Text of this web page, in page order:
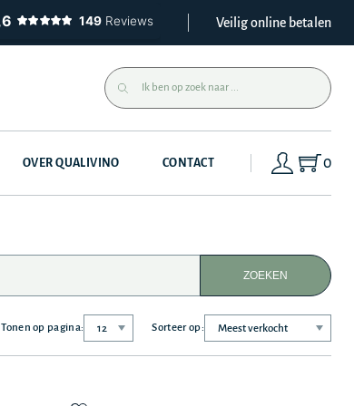
Veilig online betalen
OVER QUALIVINO CONTACT 0
ZOEKEN
Tonen op pagina: Sorteer op: